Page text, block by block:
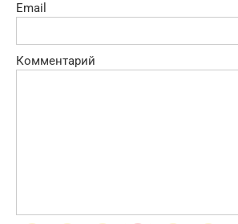
Email
Комментарий